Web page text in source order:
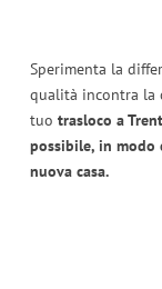
Sperimenta la
qualità incontra la
tuo trasloco a
possibile, in modo
nuova casa.